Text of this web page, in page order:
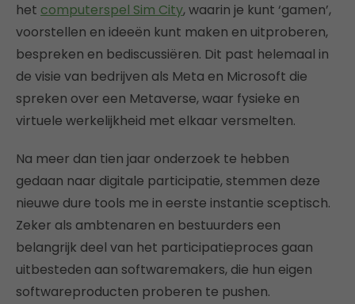
het computerspel Sim City, waarin je kunt ‘gamen’,
voorstellen en ideeën kunt maken en uitproberen,
bespreken en bediscussiëren. Dit past helemaal in
de visie van bedrijven als Meta en Microsoft die
spreken over een Metaverse, waar fysieke en
virtuele werkelijkheid met elkaar versmelten.
Na meer dan tien jaar onderzoek te hebben
gedaan naar digitale participatie, stemmen deze
nieuwe dure tools me in eerste instantie sceptisch.
Zeker als ambtenaren en bestuurders een
belangrijk deel van het participatieproces gaan
uitbesteden aan softwaremakers, die hun eigen
softwareproducten proberen te pushen.